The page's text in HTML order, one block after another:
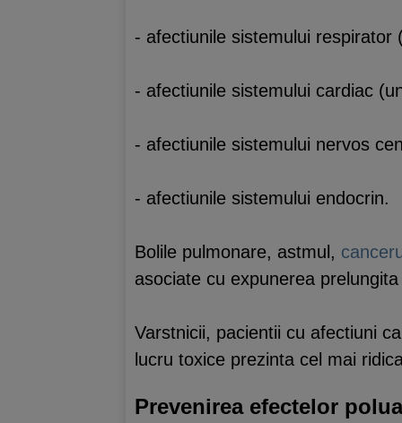
- afectiunile sistemului
- afectiunile sistemului cardiac
- afectiunile sistemului nervos
- afectiunile sistemului endocrin.
Bolile pulmonare, astmul,
asociate cu expunerea
Varstnicii, pacientii cu afectiuni
lucru toxice prezinta cel mai
Prevenirea efectelor